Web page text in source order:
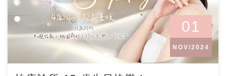
01
NOV/2024